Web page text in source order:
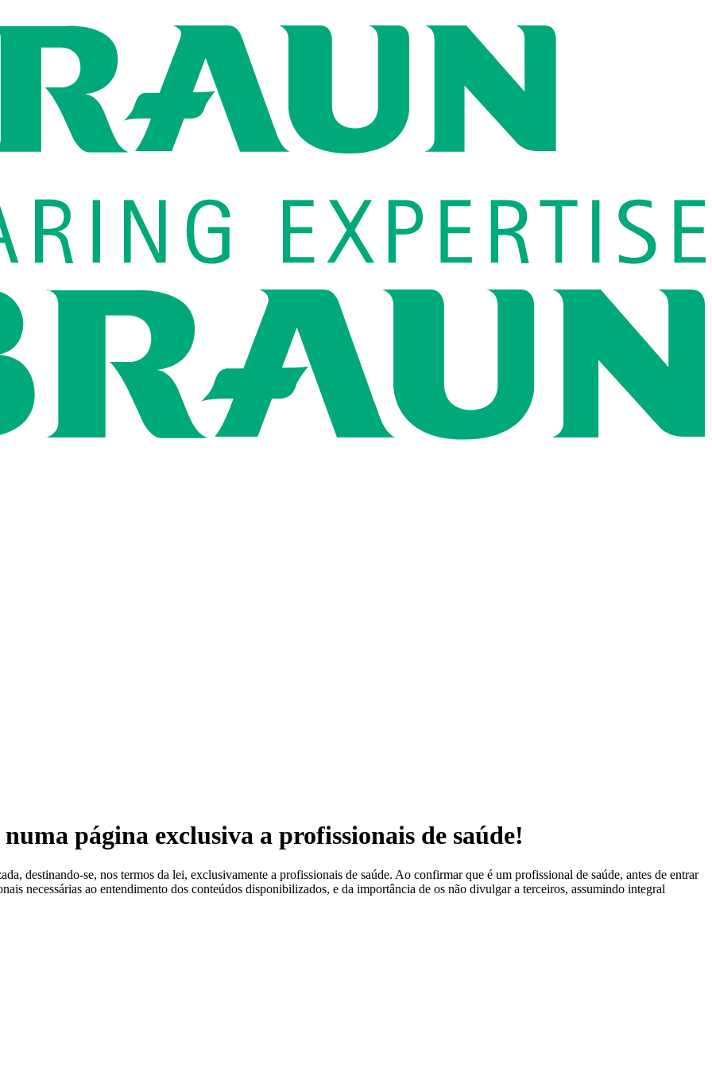
página exclusiva a profissionais de saúde!
destinando-se, nos termos da lei, exclusivamente a profissionais de saúde. Ao confirmar que é um profissional de saúde, antes de entrar
necessárias ao entendimento dos conteúdos disponibilizados, e da importância de os não divulgar a terceiros, assumindo integral